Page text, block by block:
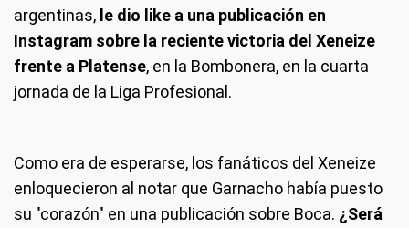
argentinas, le dio like a una publicación en
Instagram sobre la reciente victoria del Xeneize
frente a Platense, en la Bombonera, en la cuarta
jornada de la Liga Profesional.
Como era de esperarse, los fanáticos del Xeneize
enloquecieron al notar que Garnacho había puesto
su "corazón" en una publicación sobre Boca. ¿Será